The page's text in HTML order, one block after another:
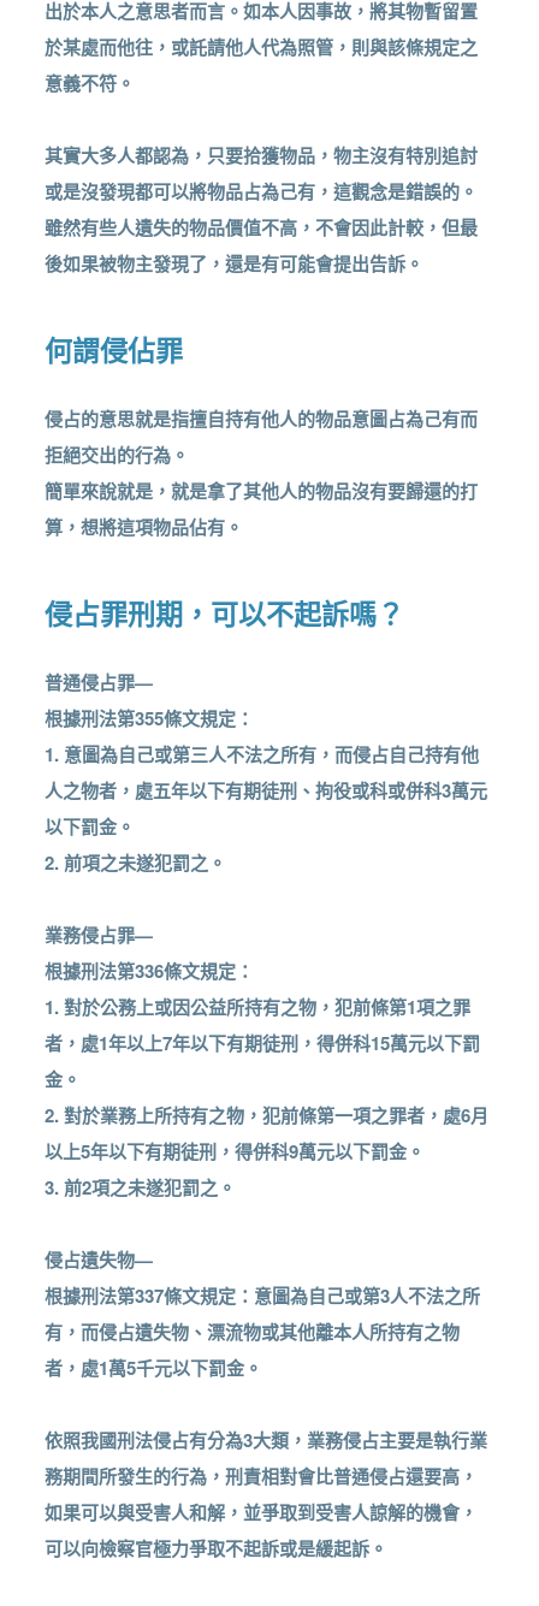
出於本人之意思者而言。如本人因事故，將其物暫留置
於某處而他往，或託請他人代為照管，則與該條規定之
意義不符。
其實大多人都認為，只要拾獲物品，物主沒有特別追討
或是沒發現都可以將物品占為己有，這觀念是錯誤的。
雖然有些人遺失的物品價值不高，不會因此計較，但最
後如果被物主發現了，還是有可能會提出告訴。
何謂侵佔罪
侵占的意思就是指擅自持有他人的物品意圖占為己有而
拒絕交出的行為。
簡單來說就是，就是拿了其他人的物品沒有要歸還的打
算，想將這項物品佔有。
侵占罪刑期，可以不起訴嗎？
普通侵占罪—
根據刑法第355條文規定：
1. 意圖為自己或第三人不法之所有，而侵占自己持有他
人之物者，處五年以下有期徒刑、拘役或科或併科3萬元
以下罰金。
2. 前項之未遂犯罰之。
業務侵占罪—
根據刑法第336條文規定：
1. 對於公務上或因公益所持有之物，犯前條第1項之罪
者，處1年以上7年以下有期徒刑，得併科15萬元以下罰
金。
2. 對於業務上所持有之物，犯前條第一項之罪者，處6月
以上5年以下有期徒刑，得併科9萬元以下罰金。
3. 前2項之未遂犯罰之。
侵占遺失物—
根據刑法第337條文規定：意圖為自己或第3人不法之所
有，而侵占遺失物、漂流物或其他離本人所持有之物
者，處1萬5千元以下罰金。
依照我國刑法侵占有分為3大類，業務侵占主要是執行業
務期間所發生的行為，刑責相對會比普通侵占還要高，
如果可以與受害人和解，並爭取到受害人諒解的機會，
可以向檢察官極力爭取不起訴或是緩起訴。